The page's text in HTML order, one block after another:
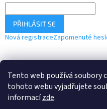
Tento web používá soubory
tohoto webu vyjadřujete
informacízde.
PŘIHLÁSIT SE
Nová registraceZapomenuté
Webové